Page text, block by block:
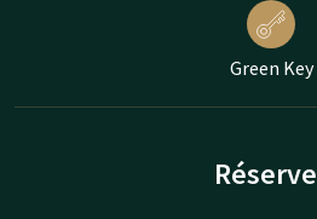
Green Key